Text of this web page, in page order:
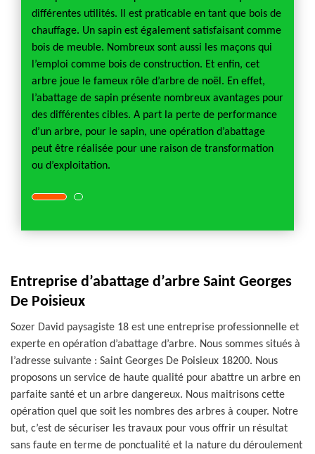
différentes utilités. Il est praticable en tant que bois de
chauffage. Un sapin est également satisfaisant comme
bois de meuble. Nombreux sont aussi les maçons qui
l’emploi comme bois de construction. Et enfin, cet
arbre joue le fameux rôle d’arbre de noël. En effet,
l’abattage de sapin présente nombreux avantages pour
des différentes cibles. A part la perte de performance
d’un arbre, pour le sapin, une opération d’abattage
peut être réalisée pour une raison de transformation
ou d’exploitation.
Entreprise d’abattage d’arbre Saint Georges
De Poisieux
Sozer David paysagiste 18 est une entreprise professionnelle et
experte en opération d’abattage d’arbre. Nous sommes situés à
l’adresse suivante : Saint Georges De Poisieux 18200. Nous
proposons un service de haute qualité pour abattre un arbre en
parfaite santé et un arbre dangereux. Nous maitrisons cette
opération quel que soit les nombres des arbres à couper. Notre
but, c’est de sécuriser les travaux pour vous offrir un résultat
sans faute en terme de ponctualité et la nature du déroulement